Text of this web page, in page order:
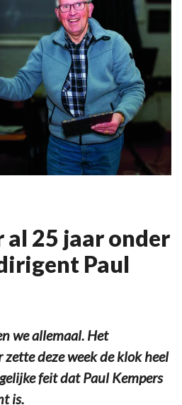
25 jaar onder
Paul
we allemaal. Het
deze week de klok heel
feit dat Paul Kempers
is.